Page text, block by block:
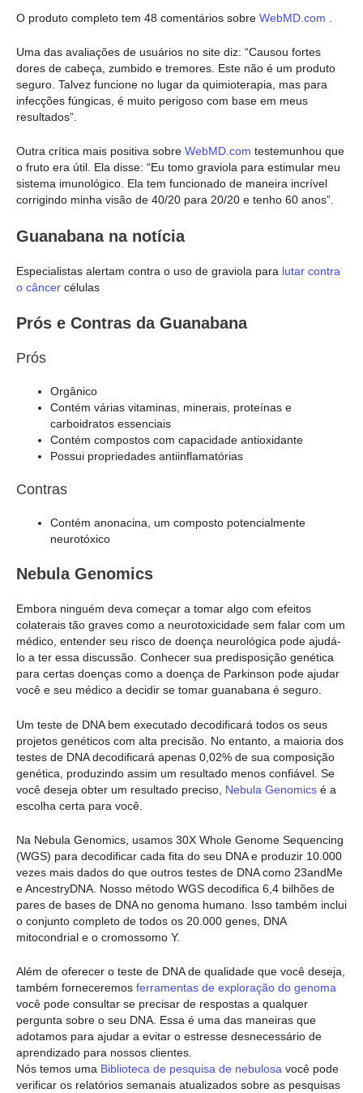
O produto completo tem 48 comentários sobre WebMD.com
Uma das avaliações de usuários no site diz: “Causou fortes
dores de cabeça, zumbido e tremores. Este não é um produto
seguro. Talvez funcione no lugar da quimioterapia, mas para
infecções fúngicas, é muito perigoso com base em meus
resultados”.
Outra crítica mais positiva sobre WebMD.com testemunhou que
o fruto era útil. Ela disse: “Eu tomo graviola para estimular meu
sistema imunológico. Ela tem funcionado de maneira incrível
corrigindo minha visão de 40/20 para 20/20 e tenho 60 anos”.
Guanabana na notícia
Especialistas alertam contra o uso de graviola para lutar contra
o câncer células
Prós e Contras da Guanabana
Prós
Orgânico
Contém várias vitaminas, minerais, proteínas e
carboidratos essenciais
Contém compostos com capacidade antioxidante
Possui propriedades antiinflamatórias
Contras
Contém anonacina, um composto potencialmente
neurotóxico
Nebula Genomics
Embora ninguém deva começar a tomar algo com efeitos
colaterais tão graves como a neurotoxicidade sem falar com um
médico, entender seu risco de doença neurológica pode ajudá-
lo a ter essa discussão. Conhecer sua predisposição genética
para certas doenças como a doença de Parkinson pode ajudar
você e seu médico a decidir se tomar guanabana é seguro.
Um teste de DNA bem executado decodificará todos os seus
projetos genéticos com alta precisão. No entanto, a maioria dos
testes de DNA decodificará apenas 0,02% de sua composição
genética, produzindo assim um resultado menos confiável. Se
você deseja obter um resultado preciso, Nebula Genomics é a
escolha certa para você.
Na Nebula Genomics, usamos 30X Whole Genome Sequencing
(WGS) para decodificar cada fita do seu DNA e produzir 10.000
vezes mais dados do que outros testes de DNA como 23andMe
e AncestryDNA. Nosso método WGS decodifica 6,4 bilhões de
pares de bases de DNA no genoma humano. Isso também inclui
o conjunto completo de todos os 20.000 genes, DNA
mitocondrial e o cromossomo Y.
Além de oferecer o teste de DNA de qualidade que você deseja,
também forneceremos ferramentas de exploração do genoma
você pode consultar se precisar de respostas a qualquer
pergunta sobre o seu DNA. Essa é uma das maneiras que
adotamos para ajudar a evitar o estresse desnecessário de
aprendizado para nossos clientes.
Nós temos uma Biblioteca de pesquisa de nebulosa você pode
verificar os relatórios semanais atualizados sobre as pesquisas